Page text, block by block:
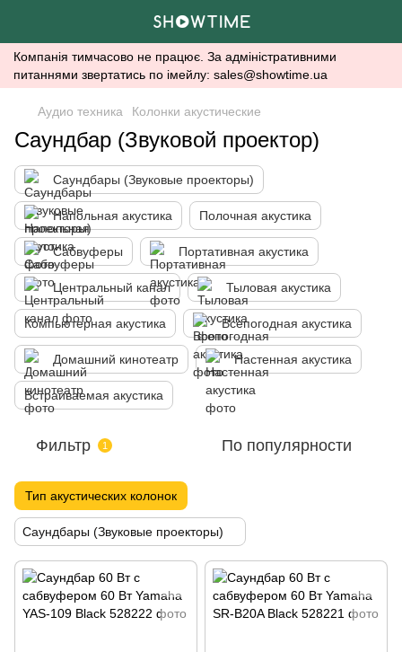
Компанія тимчасово не працює. За адміністративними
питаннями звертатись по імейлу: sales@showtime.ua
Аудио техника Колонки акустические
Саундбар (Звуковой проектор)
Саундбары (Звуковые проекторы)
Напольная акустика Полочная акустика
Сабвуферы Портативная акустика
Центральный канал Тыловая акустика
Компьютерная акустика Всепогодная акустика
Домашний кинотеатр Настенная акустика
Встраиваемая акустика
Фильтр 1 По популярности
Тип акустических колонок
Саундбары (Звуковые проекторы)